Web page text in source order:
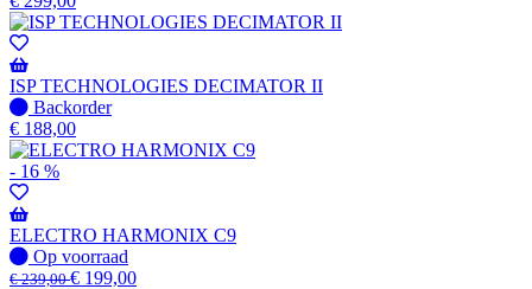
voorraad
-
Wordt
verzonden
wanneer
beschikbaar
ISP TECHNOLOGIES DECIMATOR II
Niet
op
voorraad
-
Wordt
verzonden
wanneer
beschikbaar
Backorder
€ 188,00
- 16 %
ELECTRO HARMONIX C9
Op
voorraad
Op voorraad
€239,00€ 199,00